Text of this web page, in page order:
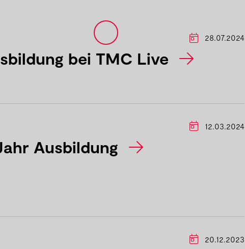
28.07.2024
bei TMC Live
12.03.2024
Ausbildung
20.12.2023